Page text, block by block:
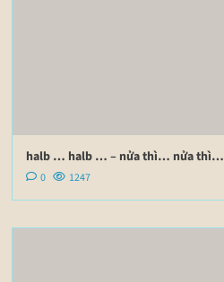
halb … halb … – nửa thì… nửa thì…
0 1247